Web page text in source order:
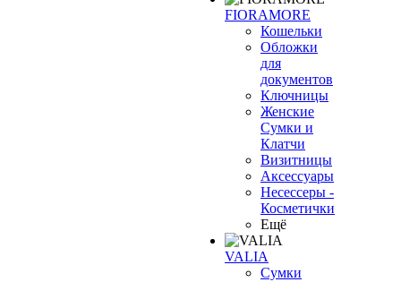
FIORAMORE
Кошельки
Обложки
для
документов
Ключницы
Женские
Сумки и
Клатчи
Визитницы
Аксессуары
Несессеры -
Косметички
Ещё
VALIA
Сумки